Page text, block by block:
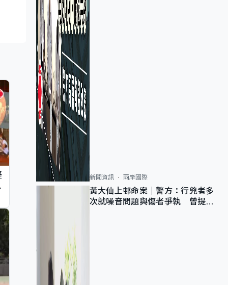
新聞資訊 兩岸國際
黃大仙上邨命案｜警方：行兇者多
次就噪音問題與傷者爭執 曾提出